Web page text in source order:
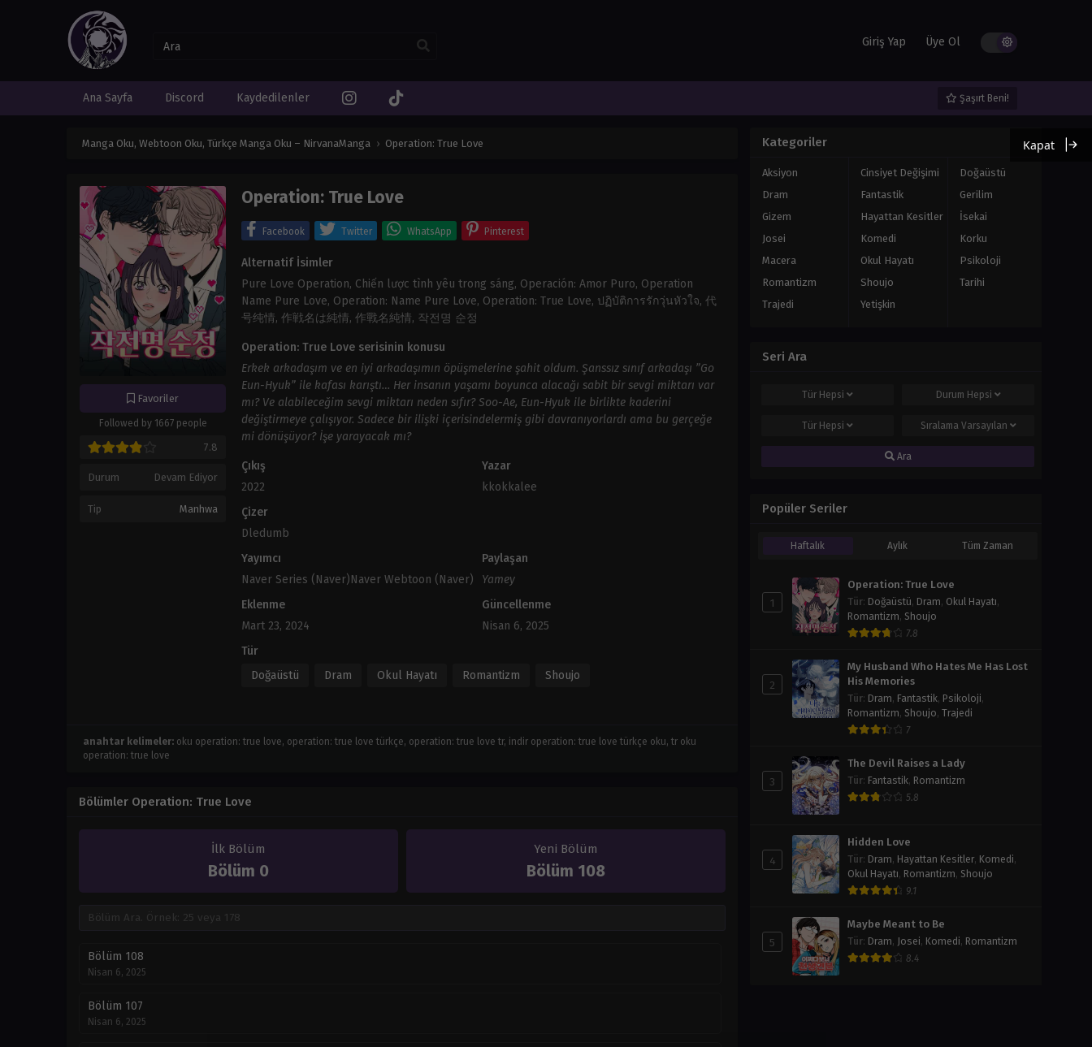
Giriş Yap Üye Ol
Ana Sayfa Discord Kaydedilenler Şaşırt Beni!
Manga Oku, Webtoon Oku, Türkçe Manga Oku – NirvanaManga › Operation: True Love
Favoriler
Followed by 1667 people
7.8
Durum Devam Ediyor
Tip Manhwa
Operation: True Love
Facebook Twitter WhatsApp Pinterest
Alternatif İsimler
Pure Love Operation, Chiến lược tình yêu trong sáng, Operación: Amor Puro, Operation
Name Pure Love, Operation: Name Pure Love, Operation: True Love, ปฏิบัติการรักวุ่นหัวใจ, 代
号纯情, 作戦名は純情, 作戰名純情, 작전명 순정
Operation: True Love serisinin konusu
Erkek arkadaşım ve en iyi arkadaşımın öpüşmelerine şahit oldum. Şanssız sınıf arkadaşı ”Go
Eun-Hyuk” ile kafası karıştı… Her insanın yaşamı boyunca alacağı sabit bir sevgi miktarı var
mı? Ve alabileceğim sevgi miktarı neden sıfır? Soo-Ae, Eun-Hyuk ile birlikte kaderini
değiştirmeye çalışıyor. Sadece bir ilişki içerisindelermiş gibi davranıyorlardı ama bu gerçeğe
mi dönüşüyor? İşe yarayacak mı?
Çıkış
2022
Yazar
kkokkalee
Çizer
Dledumb
Yayımcı
Naver Series (Naver)Naver Webtoon (Naver)
Paylaşan
Yamey
Eklenme
Mart 23, 2024
Güncellenme
Nisan 6, 2025
Tür
Doğaüstü
Dram Okul Hayatı Romantizm Shoujo
anahtar kelimeler: oku operation: true love, operation: true love türkçe, operation: true love tr, indir operation: true love türkçe oku, tr oku
operation: true love
Bölümler Operation: True Love
İlk Bölüm
Bölüm 0
Yeni Bölüm
Bölüm 108
Bölüm 108
Nisan 6, 2025
Bölüm 107
Nisan 6, 2025
Kategoriler
Aksiyon Cinsiyet Değişimi
Doğaüstü
Dram
Fantastik
Gerilim
Gizem
Hayattan Kesitler
İsekai
Josei
Komedi
Korku
Macera
Okul Hayatı
Psikoloji
Romantizm
Shoujo
Tarihi
Trajedi
Yetişkin
Seri Ara
Tür Hepsi Durum Hepsi
Tür Hepsi Sıralama Varsayılan
Ara
Popüler Seriler
Haftalık Aylık Tüm Zaman
1
Operation: True Love
Tür: Doğaüstü, Dram, Okul Hayatı,
Romantizm, Shoujo
7.8
2
My Husband Who Hates Me Has Lost
His Memories
Tür: Dram, Fantastik, Psikoloji,
Romantizm, Shoujo, Trajedi
7
3
The Devil Raises a Lady
Tür: Fantastik, Romantizm
5.8
4
Hidden Love
Tür: Dram, Hayattan Kesitler, Komedi,
Okul Hayatı, Romantizm, Shoujo
9.1
5
Maybe Meant to Be
Tür: Dram, Josei, Komedi, Romantizm
8.4
Kapat